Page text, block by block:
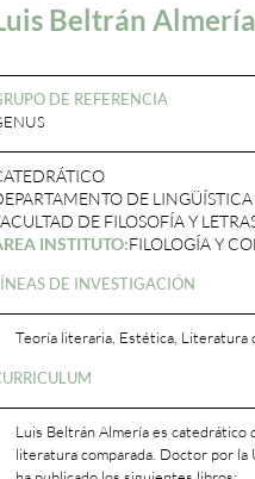
Beltrán Almería
DE REFERENCIA
DE
DE FILOSOFÍA Y
INSTITUTO:FILOLOGÍA Y
DE INVESTIGACIÓN
Teoría literaria, Estética, Literatura
Luis Beltrán Almería es catedrático
literatura comparada. Doctor por la